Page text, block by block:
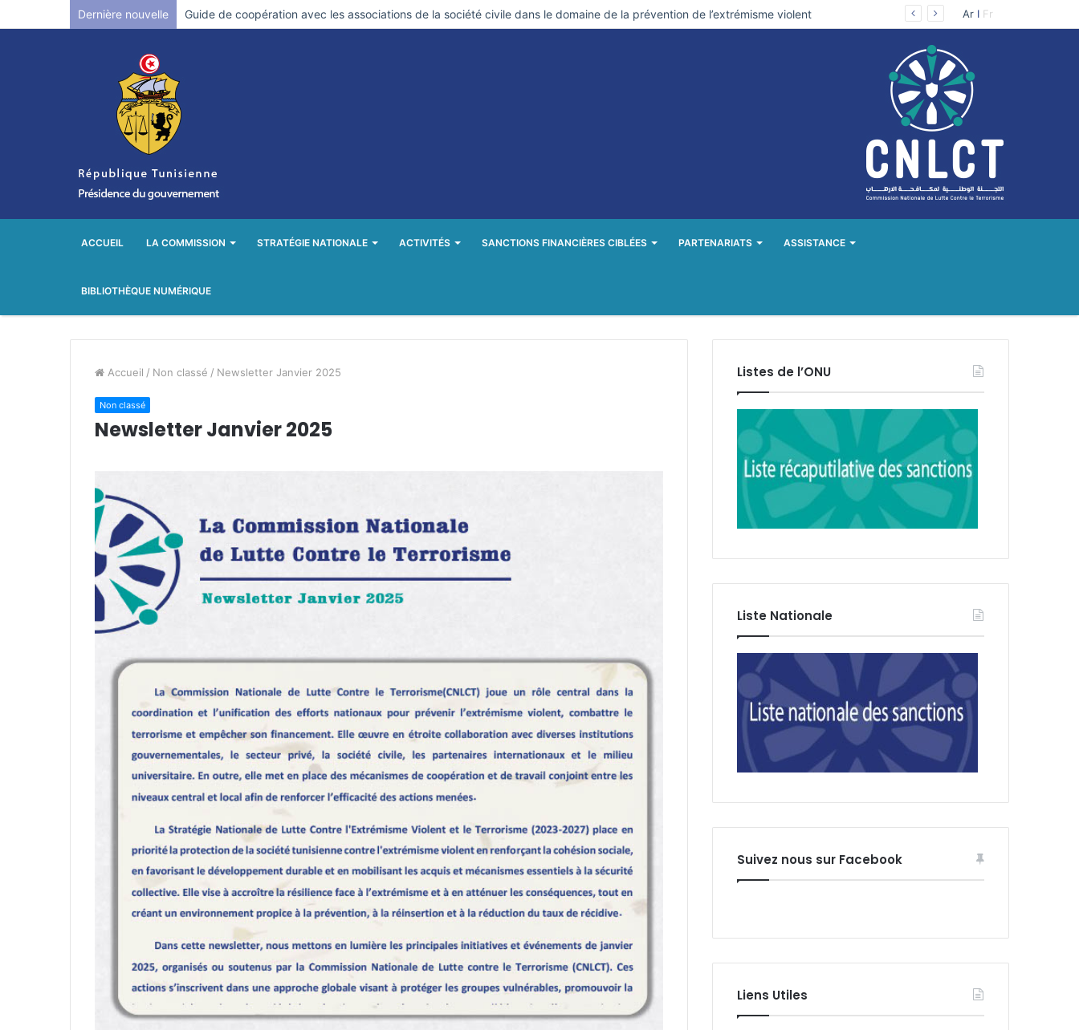
Dernière nouvelle Ar I Fr
ACCUEIL LA COMMISSION STRATÉGIE NATIONALE ACTIVITÉS SANCTIONS FINANCIÈRES CIBLÉES PARTENARIATS ASSISTANCE
BIBLIOTHÈQUE NUMÉRIQUE
Accueil / Non classé / Newsletter Janvier 2025
Non classé
Newsletter Janvier 2025
Listes de l’ONU
Liste Nationale
Suivez nous sur Facebook
Liens Utiles